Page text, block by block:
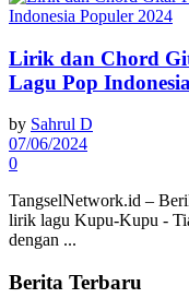
Lirik dan Chord
Lagu Pop
by Sahrul D
07/06/2024
0
TangselNetwork.id –
lirik lagu Kupu-Kupu -
dengan ...
Berita Terbaru